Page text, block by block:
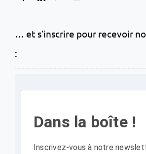
… et s’inscrire pour recevoir
:
Dans la boîte !
Inscrivez-vous à notre